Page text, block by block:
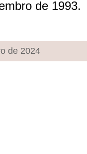
de 1993.
de 2024